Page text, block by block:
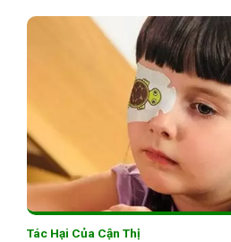
Tác Hại Của Cận Thị